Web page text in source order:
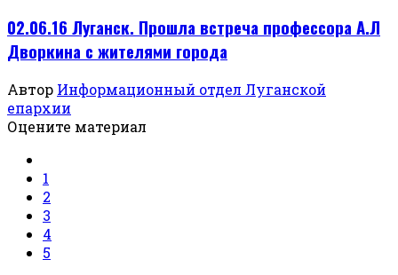
02.06.16 Луганск. Прошла встреча профессора А.Л
Дворкина с жителями города
Автор Информационный отдел Луганской
епархии
Оцените материал
1
2
3
4
5